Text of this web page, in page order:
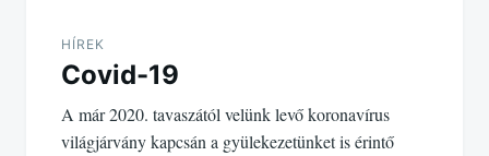
HÍREK
Covid-19
A már 2020. tavaszától velünk levő koronavírus
világjárvány kapcsán a gyülekezetünket is érintő